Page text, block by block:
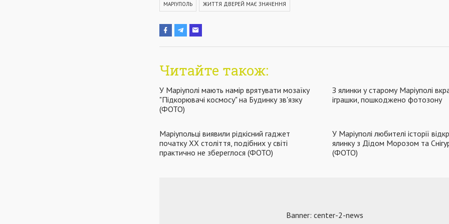
МАРІУПОЛЬ ЖИТТЯ ДВЕРЕЙ МАЄ ЗНАЧЕННЯ
Читайте також:
У Маріуполі мають намір врятувати мозаїку
"Підкорювачі космосу" на Будинку зв'язку
(ФОТО)
З ялинки у старому Маріуполі
іграшки, пошкоджено фотозону
Маріупольці виявили рідкісний гаджет
початку ХХ століття, подібних у світі
практично не збереглося (ФОТО)
У Маріуполі любителі історії
ялинку з Дідом Морозом та
(ФОТО)